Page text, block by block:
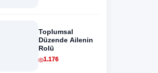
Toplumsal
Düzende Ailenin
Rolü
1.176